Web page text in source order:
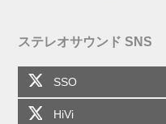
ステレオサウンド SNS
SSO
HiVi